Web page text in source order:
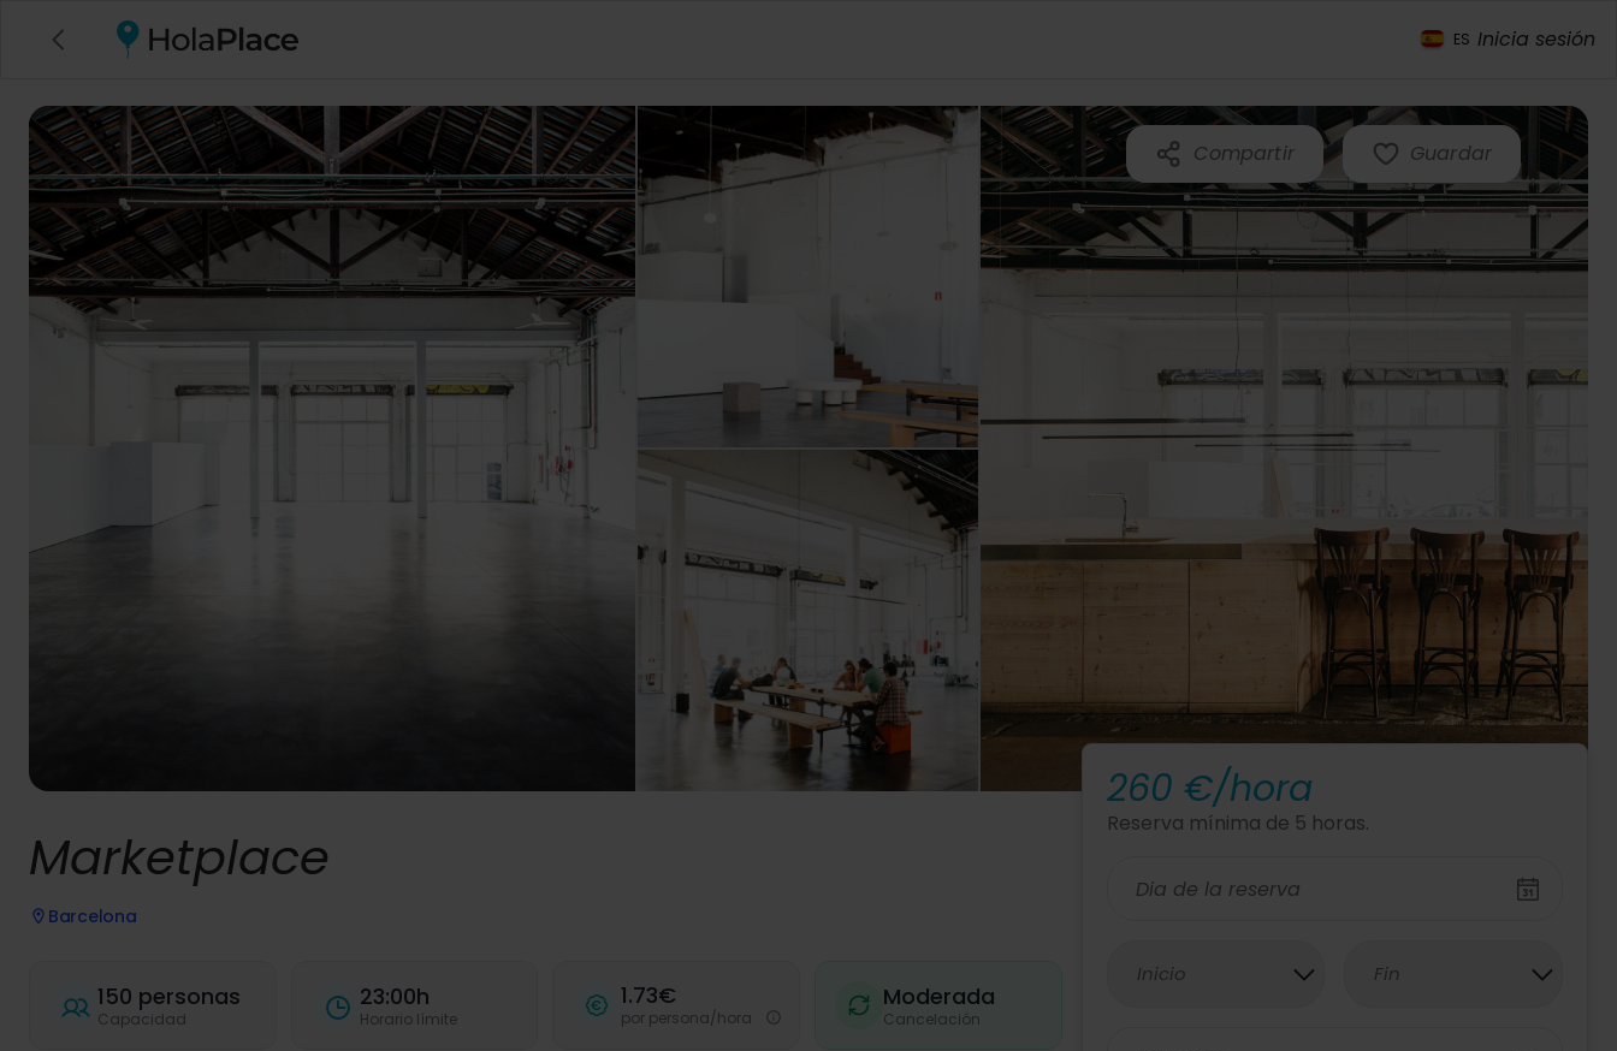
ES Inicia sesión
Compartir Guardar
Marketplace
Barcelona
150 personas
Capacidad
23:00h
Horario límite
1.73€
por persona/hora
Moderada
Cancelación
260 €/hora
Reserva mínima de 5 horas.
Inicio Fin